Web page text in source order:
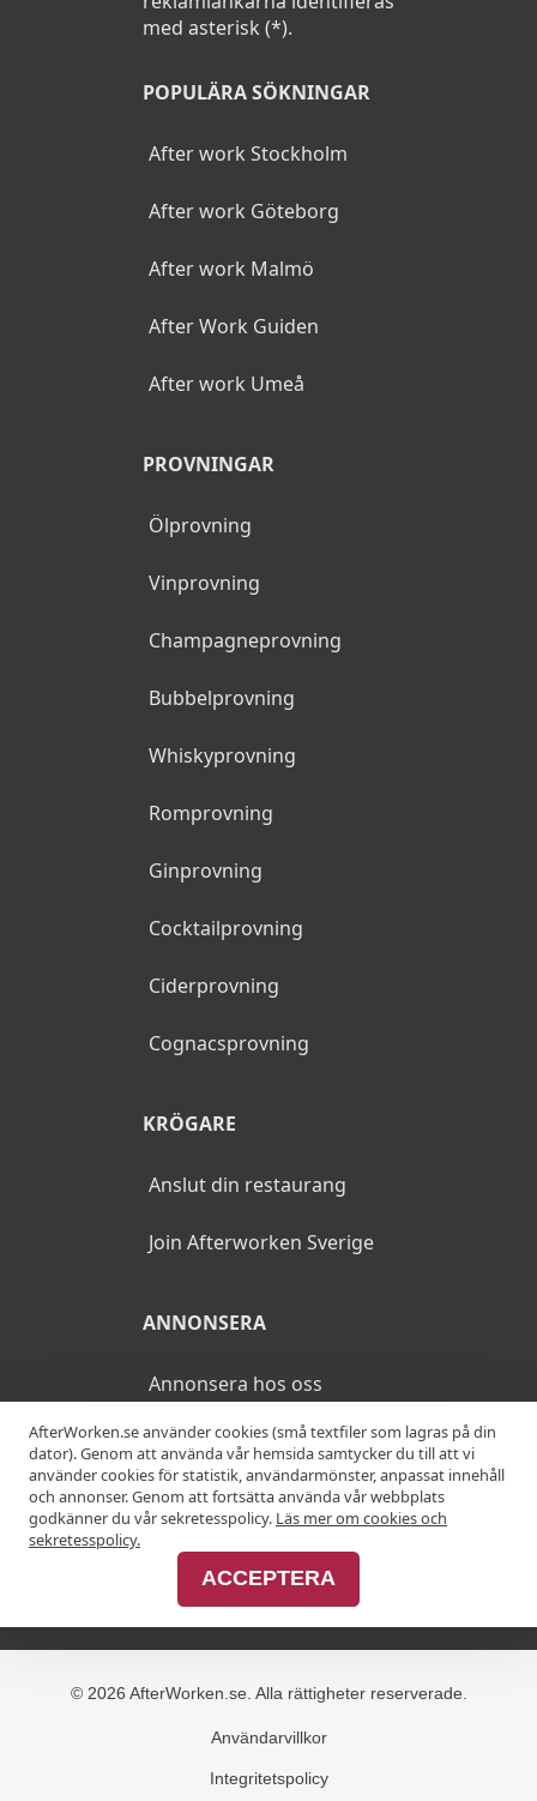
med asterisk (*).
POPULÄRA SÖKNINGAR
After work Stockholm
After work Göteborg
After work Malmö
After Work Guiden
After work Umeå
PROVNINGAR
Ölprovning
Vinprovning
Champagneprovning
Bubbelprovning
Whiskyprovning
Romprovning
Ginprovning
Cocktailprovning
Ciderprovning
Cognacsprovning
KRÖGARE
Anslut din restaurang
Join Afterworken Sverige
ANNONSERA
Annonsera hos oss
Advertise with us
MER
Alla afterworker
© 2026 AfterWorken.se. Alla rättigheter reserverade.
Användarvillkor
Integritetspolicy
AfterWorken.se använder cookies (små textfiler som lagras på din
dator). Genom att använda vår hemsida samtycker du till att vi
använder cookies för statistik, användarmönster, anpassat innehåll
och annonser. Genom att fortsätta använda vår webbplats
godkänner du vår sekretesspolicy. Läs mer om cookies och
sekretesspolicy.
ACCEPTERA